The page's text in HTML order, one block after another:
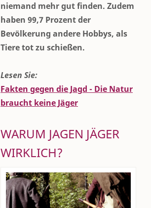
niemand mehr gut finden. Zudem
haben 99,7 Prozent der
Bevölkerung andere Hobbys, als
Tiere tot zu schießen.
Lesen Sie:
Fakten gegen die Jagd - Die Natur
braucht keine Jäger
WARUM JAGEN JÄGER
WIRKLICH?